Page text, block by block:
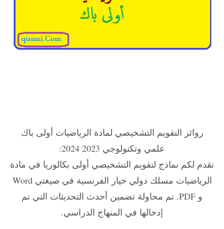
روائز التقويم التشخيصي لمادة الرياضيات أولى باك
علمي وتكنولوجي 2023 2024:
نقدم لكم نماذج لتقويم التشخيصي أولى بكالوريا في مادة
الرياضيات مسلك دولي خيار الفرنسية في صيغتي Word
و PDF. تم محاولة تضمين أحدث التحديثات التي تم
إدخالها في المنهاج الدراسي.